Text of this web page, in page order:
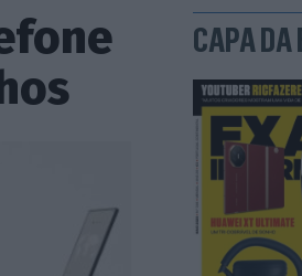
CAPA DA